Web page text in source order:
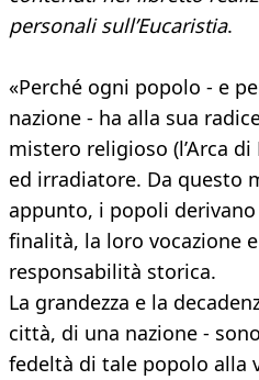
personali sull’Eucaristia.
«Perché ogni popolo - e
nazione - ha alla sua
mistero religioso (l’Arca
ed irradiatore. Da questo
appunto, i popoli
finalità, la loro vocazione
responsabilità storica.
La grandezza e la
città, di una nazione -
fedeltà di tale popolo alla